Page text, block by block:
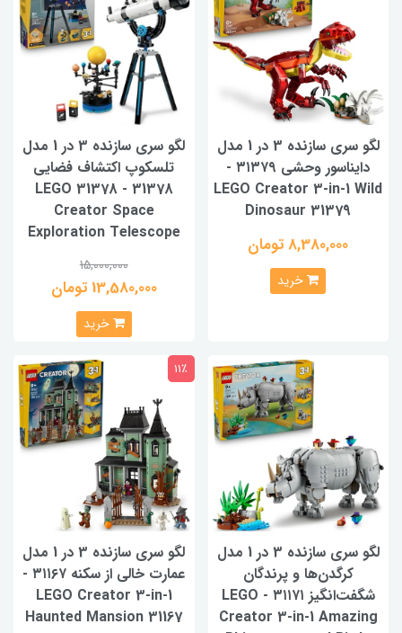
لگو سری سازنده 3 در 1 مدل
دایناسور وحشی ۳۱۳۷۹ -
LEGO Creator 3-in-1 Wild
Dinosaur 31379
8,380,000 تومان
خرید
لگو سری سازنده 3 در 1 مدل
تلسکوپ اکتشاف فضایی
31378 - LEGO 31378
Creator Space
Exploration Telescope
15,000,000
13,580,000 تومان
خرید
لگو سری سازنده 3 در 1 مدل
کرگدن‌ها و پرندگان
شگفت‌انگیز ۳۱۱۷۱ - LEGO
Creator 3-in-1 Amazing
لگو سری سازنده 3 در 1 مدل
عمارت خالی از سکنه ۳۱۱۶۷ -
LEGO Creator 3-in-1
Haunted Mansion 31167
11٪